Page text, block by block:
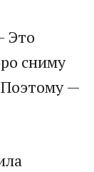
Это
сниму
Поэтому —